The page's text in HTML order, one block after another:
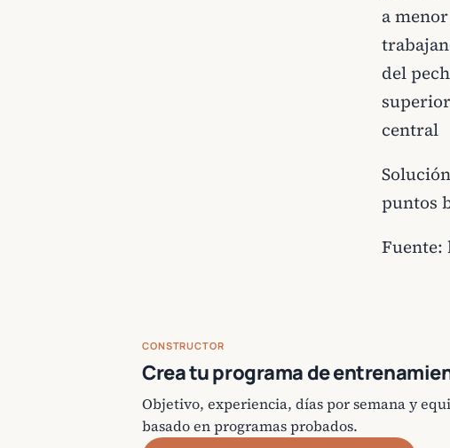
a
del
central
puntos
Fuente:
CONSTRUCTOR
Crea tu programa de
Objetivo, experiencia, días por semana y
basado en programas probados.